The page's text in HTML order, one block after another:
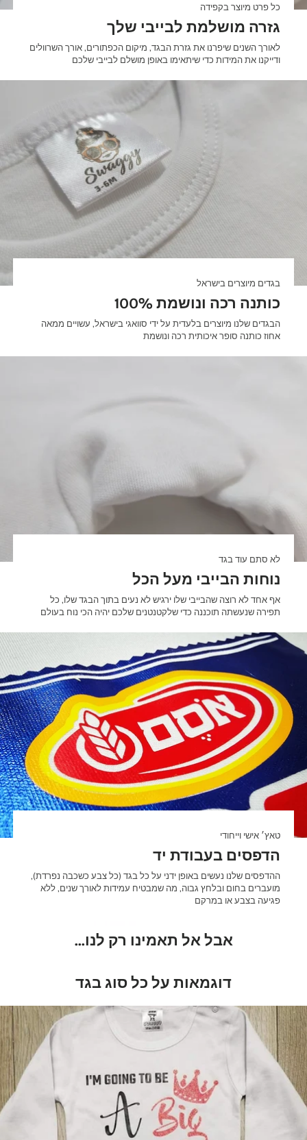
כל פרט מיוצר בקפידה
גזרה מושלמת לבייבי שלך
לאורך השנים שיפרנו את גזרת הבגד, מיקום הכפתורים, אורך השרוולים
ודייקנו את המידות כדי שיתאימו באופן מושלם לבייבי שלכם
בגדים מיוצרים בישראל
100% כותנה רכה ונושמת
הבגדים שלנו מיוצרים בלעדית על ידי סוואגי בישראל, עשויים ממאה
אחוז כותנה סופר איכותית רכה ונושמת
לא סתם עוד בגד
נוחות הבייבי מעל הכל
אף אחד לא רוצה שהבייבי שלו ירגיש לא נעים בתוך הבגד שלו, כל
תפירה שנעשתה תוכננה כדי שלקטנטנים שלכם יהיה הכי נוח בעולם
טאץ׳ אישי וייחודי
הדפסים בעבודת יד
ההדפסים שלנו נעשים באופן ידני על כל בגד (כל צבע כשכבה נפרדת),
מועברים בחום ובלחץ גבוה, מה שמבטיח עמידות לאורך שנים, ללא
פגיעה בצבע או במרקם
אבל אל תאמינו רק לנו...
דוגמאות על כל סוג בגד